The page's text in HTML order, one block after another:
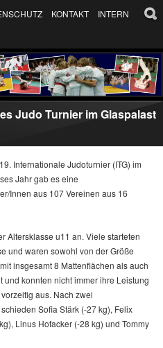
KONTAKT
INTERN
Judo Turnier im Glaspalast
Internationale Judoturnier (ITG) im
Jahr gab es eine
Innen aus 107 Vereinen aus 16
Altersklasse u11 an. Viele starteten
und waren sowohl von der Größe
insgesamt 8 Mattenflächen als auch
konnten nicht immer ihre Leistung
aus. Nach zwei
Sofia Stärk (-27 kg), Felix
Linus Hofacker (-28 kg) und Tommy